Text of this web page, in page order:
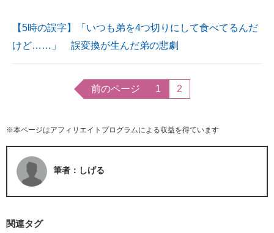
【5時の誤字】「いつも弟を4つ切りにして食べてるんだ
けど……」 誤変換が生んだ弟の悲劇
前のページ 1 2
※本ページはアフィリエイトプログラムによる収益を得ています
筆者：しげる
関連タグ